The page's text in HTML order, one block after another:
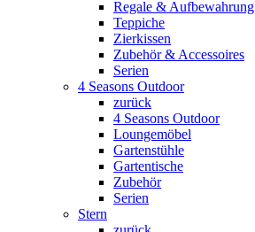
Regale & Aufbewahrung
Teppiche
Zierkissen
Zubehör & Accessoires
Serien
4 Seasons Outdoor
zurück
4 Seasons Outdoor
Loungemöbel
Gartenstühle
Gartentische
Zubehör
Serien
Stern